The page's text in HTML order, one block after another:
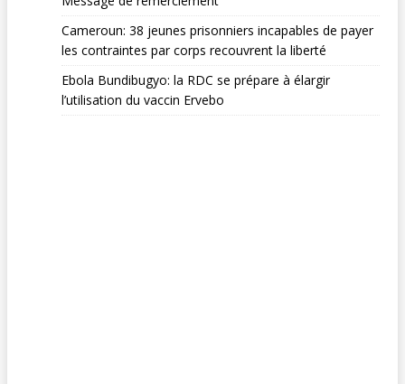
Cameroun: 38 jeunes prisonniers incapables de payer
les contraintes par corps recouvrent la liberté
Ebola Bundibugyo: la RDC se prépare à élargir
l’utilisation du vaccin Ervebo